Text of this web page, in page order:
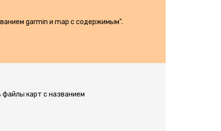
garmin и map c содержимым".
файлы карт с названием